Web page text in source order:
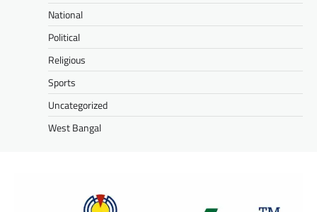
National
Political
Religious
Sports
Uncategorized
West Bangal